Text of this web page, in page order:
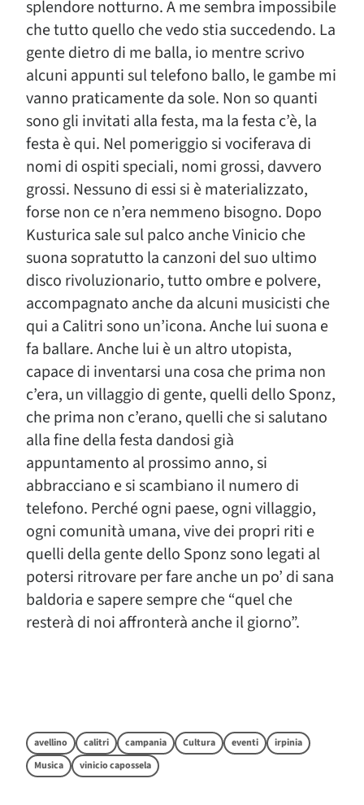
splendore notturno. A me sembra impossibile
che tutto quello che vedo stia succedendo. La
gente dietro di me balla, io mentre scrivo
alcuni appunti sul telefono ballo, le gambe mi
vanno praticamente da sole. Non so quanti
sono gli invitati alla festa, ma la festa c’è, la
festa è qui. Nel pomeriggio si vociferava di
nomi di ospiti speciali, nomi grossi, davvero
grossi. Nessuno di essi si è materializzato,
forse non ce n’era nemmeno bisogno. Dopo
Kusturica sale sul palco anche Vinicio che
suona sopratutto la canzoni del suo ultimo
disco rivoluzionario, tutto ombre e polvere,
accompagnato anche da alcuni musicisti che
qui a Calitri sono un’icona. Anche lui suona e
fa ballare. Anche lui è un altro utopista,
capace di inventarsi una cosa che prima non
c’era, un villaggio di gente, quelli dello Sponz,
che prima non c’erano, quelli che si salutano
alla fine della festa dandosi già
appuntamento al prossimo anno, si
abbracciano e si scambiano il numero di
telefono. Perché ogni paese, ogni villaggio,
ogni comunità umana, vive dei propri riti e
quelli della gente dello Sponz sono legati al
potersi ritrovare per fare anche un po’ di sana
baldoria e sapere sempre che “quel che
resterà di noi affronterà anche il giorno”.
avellino calitri campania Cultura eventi
irpinia
Musica
vinicio capossela